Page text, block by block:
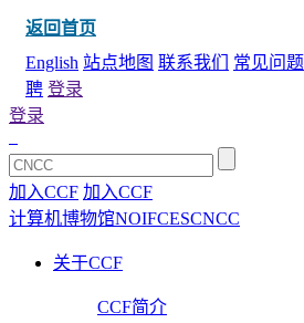
返回首页
English 站点地图 联系我们 常见问题
聘 登录
登录
加入CCF 加入CCF
计算机博物馆NOIFCESCNCC
关于CCF
CCF简介